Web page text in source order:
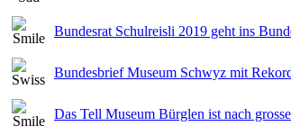
Bundesrat Schulreisli 2019 geht ins
Bundesbrief Museum Schwyz mit
Das Tell Museum Bürglen ist nach